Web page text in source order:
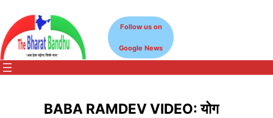
content
Follow us on
Google News
BABA RAMDEV VIDEO: योग